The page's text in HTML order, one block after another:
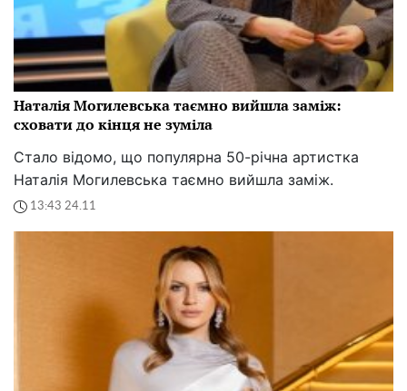
Наталія Могилевська таємно вийшла заміж:
сховати до кінця не зуміла
Стало відомо, що популярна 50-річна артистка
Наталія Могилевська таємно вийшла заміж.
13:43 24.11